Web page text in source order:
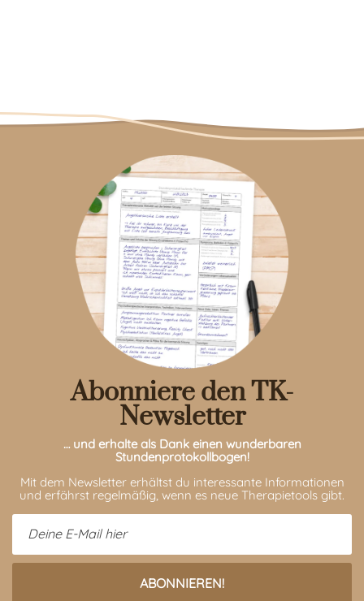
Abonniere den TK-
Newsletter
… und erhalte als Dank einen wunderbaren
Stundenprotokollbogen!
Mit dem Newsletter erhältst du interessante Informationen
und erfährst regelmäßig, wenn es neue Therapietools gibt.